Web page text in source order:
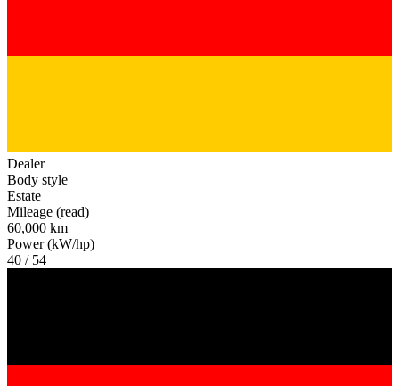
Dealer
Body style
Estate
Mileage (read)
60,000 km
Power (kW/hp)
40 / 54